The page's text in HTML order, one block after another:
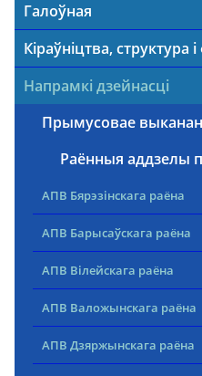
Галоўная
Кіраўніцтва, структура
Напрамкі дзейнасці
Прымусовае
Раённыя аддзелы
АПВ Бярэзінскага раёна
АПВ Барысаўскага раёна
АПВ Вілейскага раёна
АПВ Валожынскага раёна
АПВ Дзяржынскага раёна